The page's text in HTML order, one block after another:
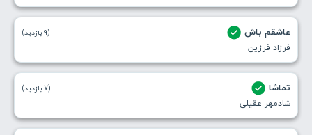
عاشقم باش
فرزاد فرزین
(9 بازدید)
تماشا
شادمهر عقیلی
(7 بازدید)